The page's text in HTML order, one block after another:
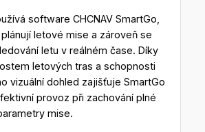
software CHCNAV SmartGo,
letové mise a zároveň se
letu v reálném čase. Díky
letových tras a schopnosti
vizuální dohled zajišťuje SmartGo
provoz při zachování plné
mise.